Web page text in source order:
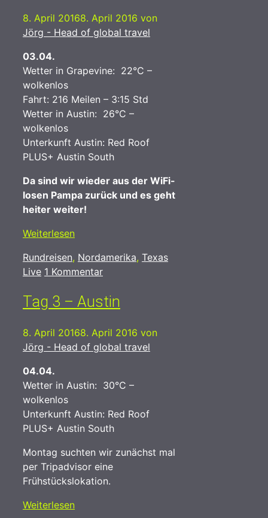
8. April 20168. April 2016 von
Jörg - Head of global travel
03.04.
Wetter in Grapevine: 22°C –
wolkenlos
Fahrt: 216 Meilen – 3:15 Std
Wetter in Austin: 26°C –
wolkenlos
Unterkunft Austin: Red Roof
PLUS+ Austin South
Da sind wir wieder aus der WiFi-
losen Pampa zurück und es geht
heiter weiter!
Weiterlesen
Kategorien
Rundreisen, Nordamerika, TexasSchlagwörter
Live 1 Kommentar
Tag 3 – Austin
8. April 20168. April 2016 von
Jörg - Head of global travel
04.04.
Wetter in Austin: 30°C –
wolkenlos
Unterkunft Austin: Red Roof
PLUS+ Austin South
Montag suchten wir zunächst mal
per Tripadvisor eine
Frühstückslokation.
Weiterlesen